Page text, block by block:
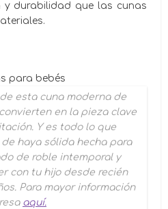
y durabilidad que las cunas
esta cuna moderna de
en la pieza clave
Y es todo lo que
haya sólida hecha para
de roble intemporal y
con tu hijo desde recién
Para mayor información
aquí.